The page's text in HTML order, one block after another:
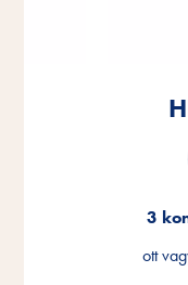
3
ott
3
ott
3
ott